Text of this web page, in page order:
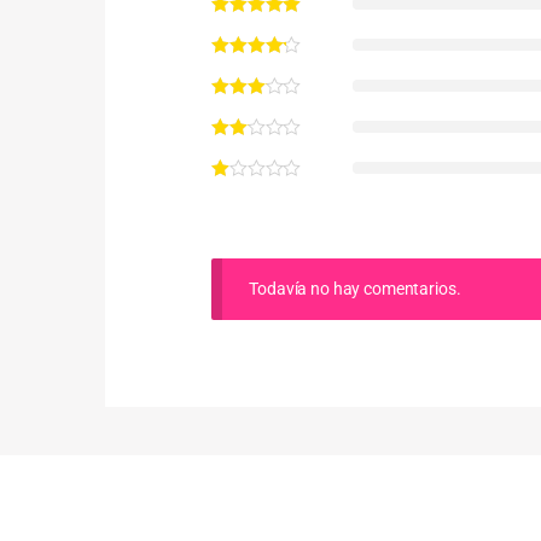
Todavía no hay comentarios.